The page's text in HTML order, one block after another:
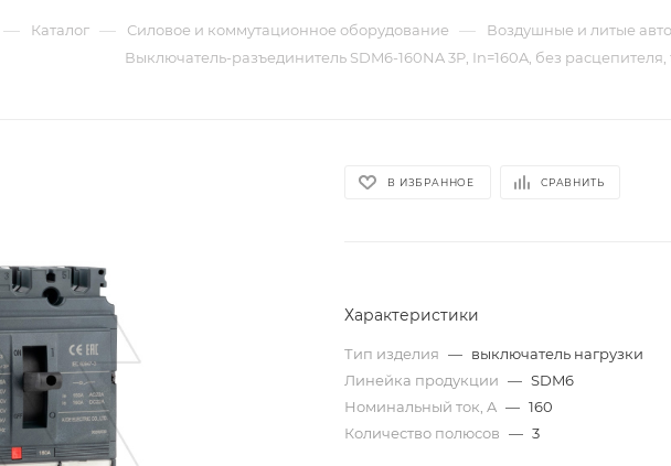
— Каталог — Силовое и коммутационное оборудование — Воздушные и литые
Выключатель-разъединитель SDM6-160NA 3P, In=160A, без расцепителя,
В ИЗБРАННОЕ СРАВНИТЬ
Характеристики
Тип изделия — выключатель нагрузки
Линейка продукции — SDM6
Номинальный ток, A — 160
Количество полюсов — 3